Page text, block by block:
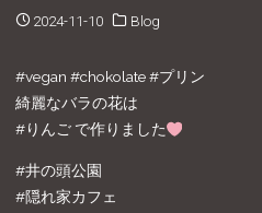
2024-11-10 Blog
#vegan #chokolate #プリン
綺麗なバラの花は
#りんご で作りました
#井の頭公園
#隠れ家カフェ